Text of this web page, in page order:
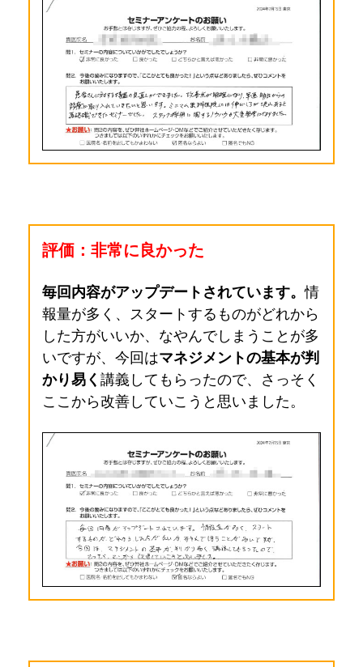
評価：非常に良かった
毎回内容がアップデートされています。情
報量が多く、スタートするものがどれから
した方がいいか、なやんでしまうことが多
いですが、今回はマネジメントの基本が判
かり易く 講義してもらったので、さっそく
ここから改善していこうと思いました。